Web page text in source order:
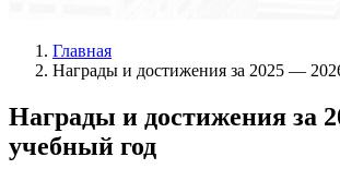
Главная
Награды и достижения за 2025 —
Награды и достижения за
учебный год